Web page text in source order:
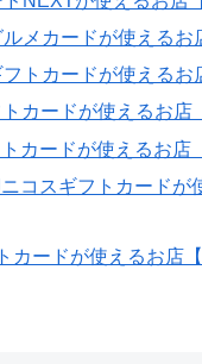
メカードが使えるお
トカードが使えるお
カードが使えるお店
カードが使えるお店
コスギフトカードが
カードが使えるお店【